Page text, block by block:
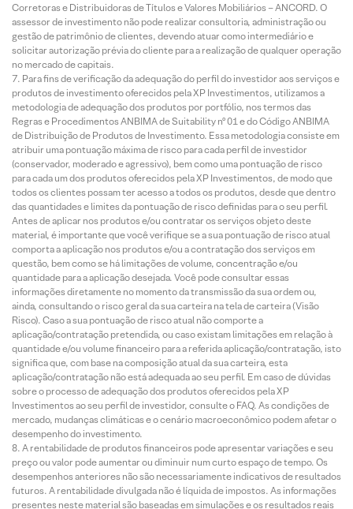
Corretoras e Distribuidoras de Títulos e Valores Mobiliários – ANCORD. O
assessor de investimento não pode realizar consultoria, administração ou
gestão de patrimônio de clientes, devendo atuar como intermediário e
solicitar autorização prévia do cliente para a realização de qualquer operação
no mercado de capitais.
Para fins de verificação da adequação do perfil do investidor aos serviços e
produtos de investimento oferecidos pela XP Investimentos, utilizamos a
metodologia de adequação dos produtos por portfólio, nos termos das
Regras e Procedimentos ANBIMA de Suitability nº 01 e do Código ANBIMA
de Distribuição de Produtos de Investimento. Essa metodologia consiste em
atribuir uma pontuação máxima de risco para cada perfil de investidor
(conservador, moderado e agressivo), bem como uma pontuação de risco
para cada um dos produtos oferecidos pela XP Investimentos, de modo que
todos os clientes possam ter acesso a todos os produtos, desde que dentro
das quantidades e limites da pontuação de risco definidas para o seu perfil.
Antes de aplicar nos produtos e/ou contratar os serviços objeto deste
material, é importante que você verifique se a sua pontuação de risco atual
comporta a aplicação nos produtos e/ou a contratação dos serviços em
questão, bem como se há limitações de volume, concentração e/ou
quantidade para a aplicação desejada. Você pode consultar essas
informações diretamente no momento da transmissão da sua ordem ou,
ainda, consultando o risco geral da sua carteira na tela de carteira (Visão
Risco). Caso a sua pontuação de risco atual não comporte a
aplicação/contratação pretendida, ou caso existam limitações em relação à
quantidade e/ou volume financeiro para a referida aplicação/contratação, isto
significa que, com base na composição atual da sua carteira, esta
aplicação/contratação não está adequada ao seu perfil. Em caso de dúvidas
sobre o processo de adequação dos produtos oferecidos pela XP
Investimentos ao seu perfil de investidor, consulte o FAQ. As condições de
mercado, mudanças climáticas e o cenário macroeconômico podem afetar o
desempenho do investimento.
A rentabilidade de produtos financeiros pode apresentar variações e seu
preço ou valor pode aumentar ou diminuir num curto espaço de tempo. Os
desempenhos anteriores não são necessariamente indicativos de resultados
futuros. A rentabilidade divulgada não é líquida de impostos. As informações
presentes neste material são baseadas em simulações e os resultados reais